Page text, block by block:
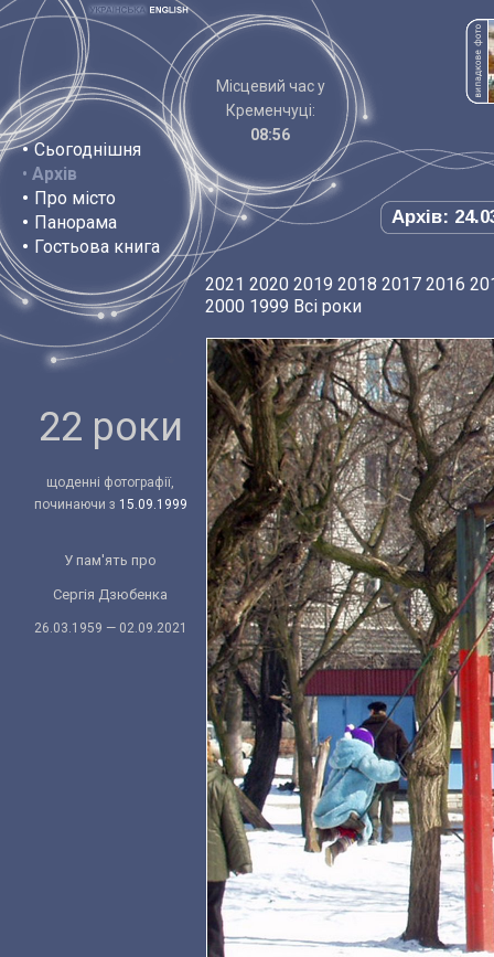
• Сьогоднішня
• Архів
• Про місто
• Панорама
• Гостьова книга
Місцевий час у
Кременчуці:
08:56
Архів:
22 роки
щоденні фотографії,
починаючи з 15.09.1999
У пам'ять про
Сергія Дзюбенка
26.03.1959 — 02.09.2021
2021 2020 2019 2018 2017 2016
2000 1999 Всі роки